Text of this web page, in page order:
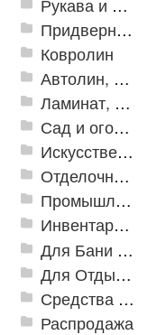
Рукава и шланги промышленные
Придверные решетки
Ковролин
Автолин, Транслин, Линолеум
Ламинат, Кварцвиниловая плитка SPC
Сад и огород
Искусственная трава
Отделочные профили
Промышленный текстиль
Инвентарь для клининга
Для Бани и Сауны
Для Отдыха и Пикника
Средства от насекомых и садовых вредителей
Распродажа